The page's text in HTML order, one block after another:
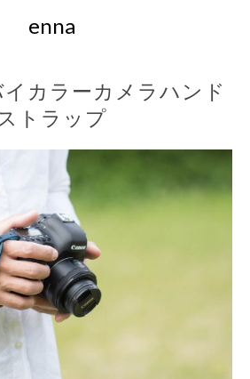
enna
カラーカメラハンド
トラップ